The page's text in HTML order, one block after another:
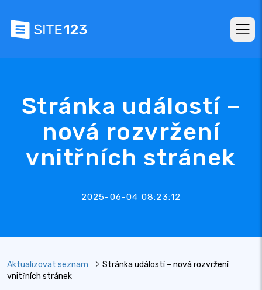
Stránka událostí –
nová rozvržení
vnitřních stránek
2025-06-04 08:23:12
Aktualizovat seznam
Stránka událostí – nová rozvržení
vnitřních stránek